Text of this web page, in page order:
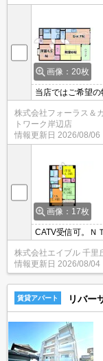
画像：20枚
当店ではご希望の
ご内覧いただく
です。詳しくは
合せ下さい♪
株式会社フォーラス＆
トワーク岸辺店
情報更新日 2026/08/06
画像：17枚
CATV受信可。Ｎ
年未満の解約時
株式会社エイブル 千里
情報更新日 2026/08/04
賃貸アパート リバー